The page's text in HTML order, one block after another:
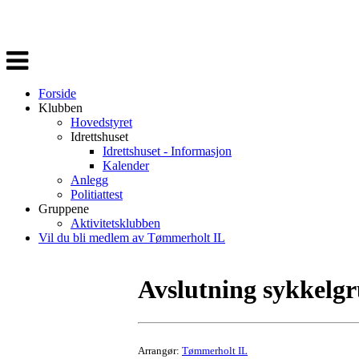
Veksle
navigasjon
Forside
Klubben
Hovedstyret
Idrettshuset
Idrettshuset - Informasjon
Kalender
Anlegg
Politiattest
Gruppene
Aktivitetsklubben
Vil du bli medlem av Tømmerholt IL
Avslutning
Arrangør: Tømmerholt IL